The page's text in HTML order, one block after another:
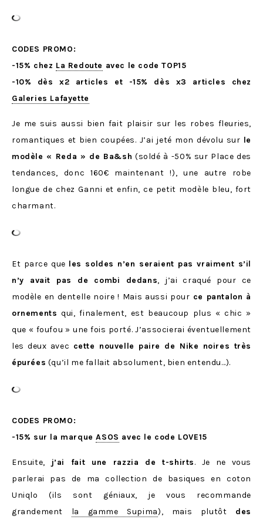
CODES PROMO:
-15% chez La Redoute avec le code TOP15
-10% dès x2 articles et -15% dès x3 articles chez
Galeries Lafayette
Je me suis aussi bien fait plaisir sur les robes fleuries,
romantiques et bien coupées. J’ai jeté mon dévolu sur le
modèle « Reda » de Ba&sh (soldé à -50% sur Place des
tendances, donc 160€ maintenant !), une autre robe
longue de chez Ganni et enfin, ce petit modèle bleu, fort
charmant.
Et parce que les soldes n’en seraient pas vraiment s’il
n’y avait pas de combi dedans, j’ai craqué pour ce
modèle en dentelle noire ! Mais aussi pour ce pantalon à
ornements qui, finalement, est beaucoup plus « chic »
que « foufou » une fois porté. J’associerai éventuellement
les deux avec cette nouvelle paire de Nike noires très
épurées (qu’il me fallait absolument, bien entendu…).
CODES PROMO:
-15% sur la marqueASOS avec le code LOVE15
Ensuite, j’ai fait une razzia de t-shirts. Je ne vous
parlerai pas de ma collection de basiques en coton
Uniqlo (ils sont géniaux, je vous recommande
grandement la gamme Supima), mais plutôt des